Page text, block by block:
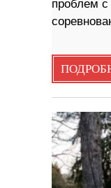
проблем